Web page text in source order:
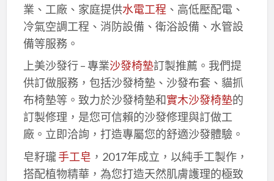
業、工廠、家庭提供水電工程 、高低壓配電、
冷氣空調工程、消防設備、衛浴設備、水管設
備等服務。
上美沙發行 – 專業沙發椅墊訂製推薦。我們提
供訂做服務，包括沙發椅墊、沙發布套、貓抓
布椅墊等。致力於沙發椅墊和實木沙發椅墊的
訂製修理，是您可信賴的沙發修理與訂做工
廠。立即洽詢，打造專屬您的舒適沙發體驗。
皂籽瓏手工皂 ，2017年成立，以純手工製作，
搭配植物精華，為您打造天然肌膚護理的極致